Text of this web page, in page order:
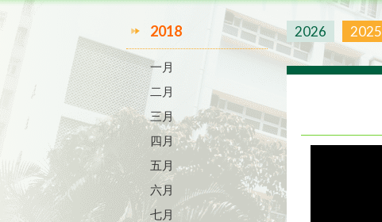
2026 2025
2018
一月
二月
三月
四月
五月
六月
七月